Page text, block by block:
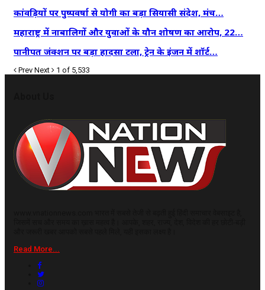
कांवड़ियों पर पुष्पवर्षा से योगी का बड़ा सियासी संदेश, मंच…
महाराष्ट्र में नाबालिगों और युवाओं के यौन शोषण का आरोप, 22…
पानीपत जंक्शन पर बड़ा हादसा टला, ट्रेन के इंजन में शॉर्ट…
Prev Next 1 of 5,533
Read More...